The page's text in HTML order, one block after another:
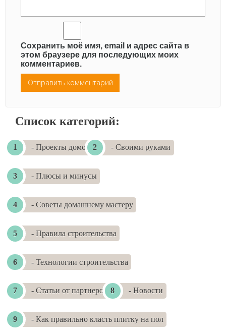
Сохранить моё имя, email и адрес сайта в
этом браузере для последующих моих
комментариев.
Список категорий:
- Проекты домов - Своими руками
- Плюсы и минусы
- Советы домашнему мастеру
- Правила строительства
- Технологии строительства
- Статьи от партнеров - Новости
- Как правильно класть плитку на пол